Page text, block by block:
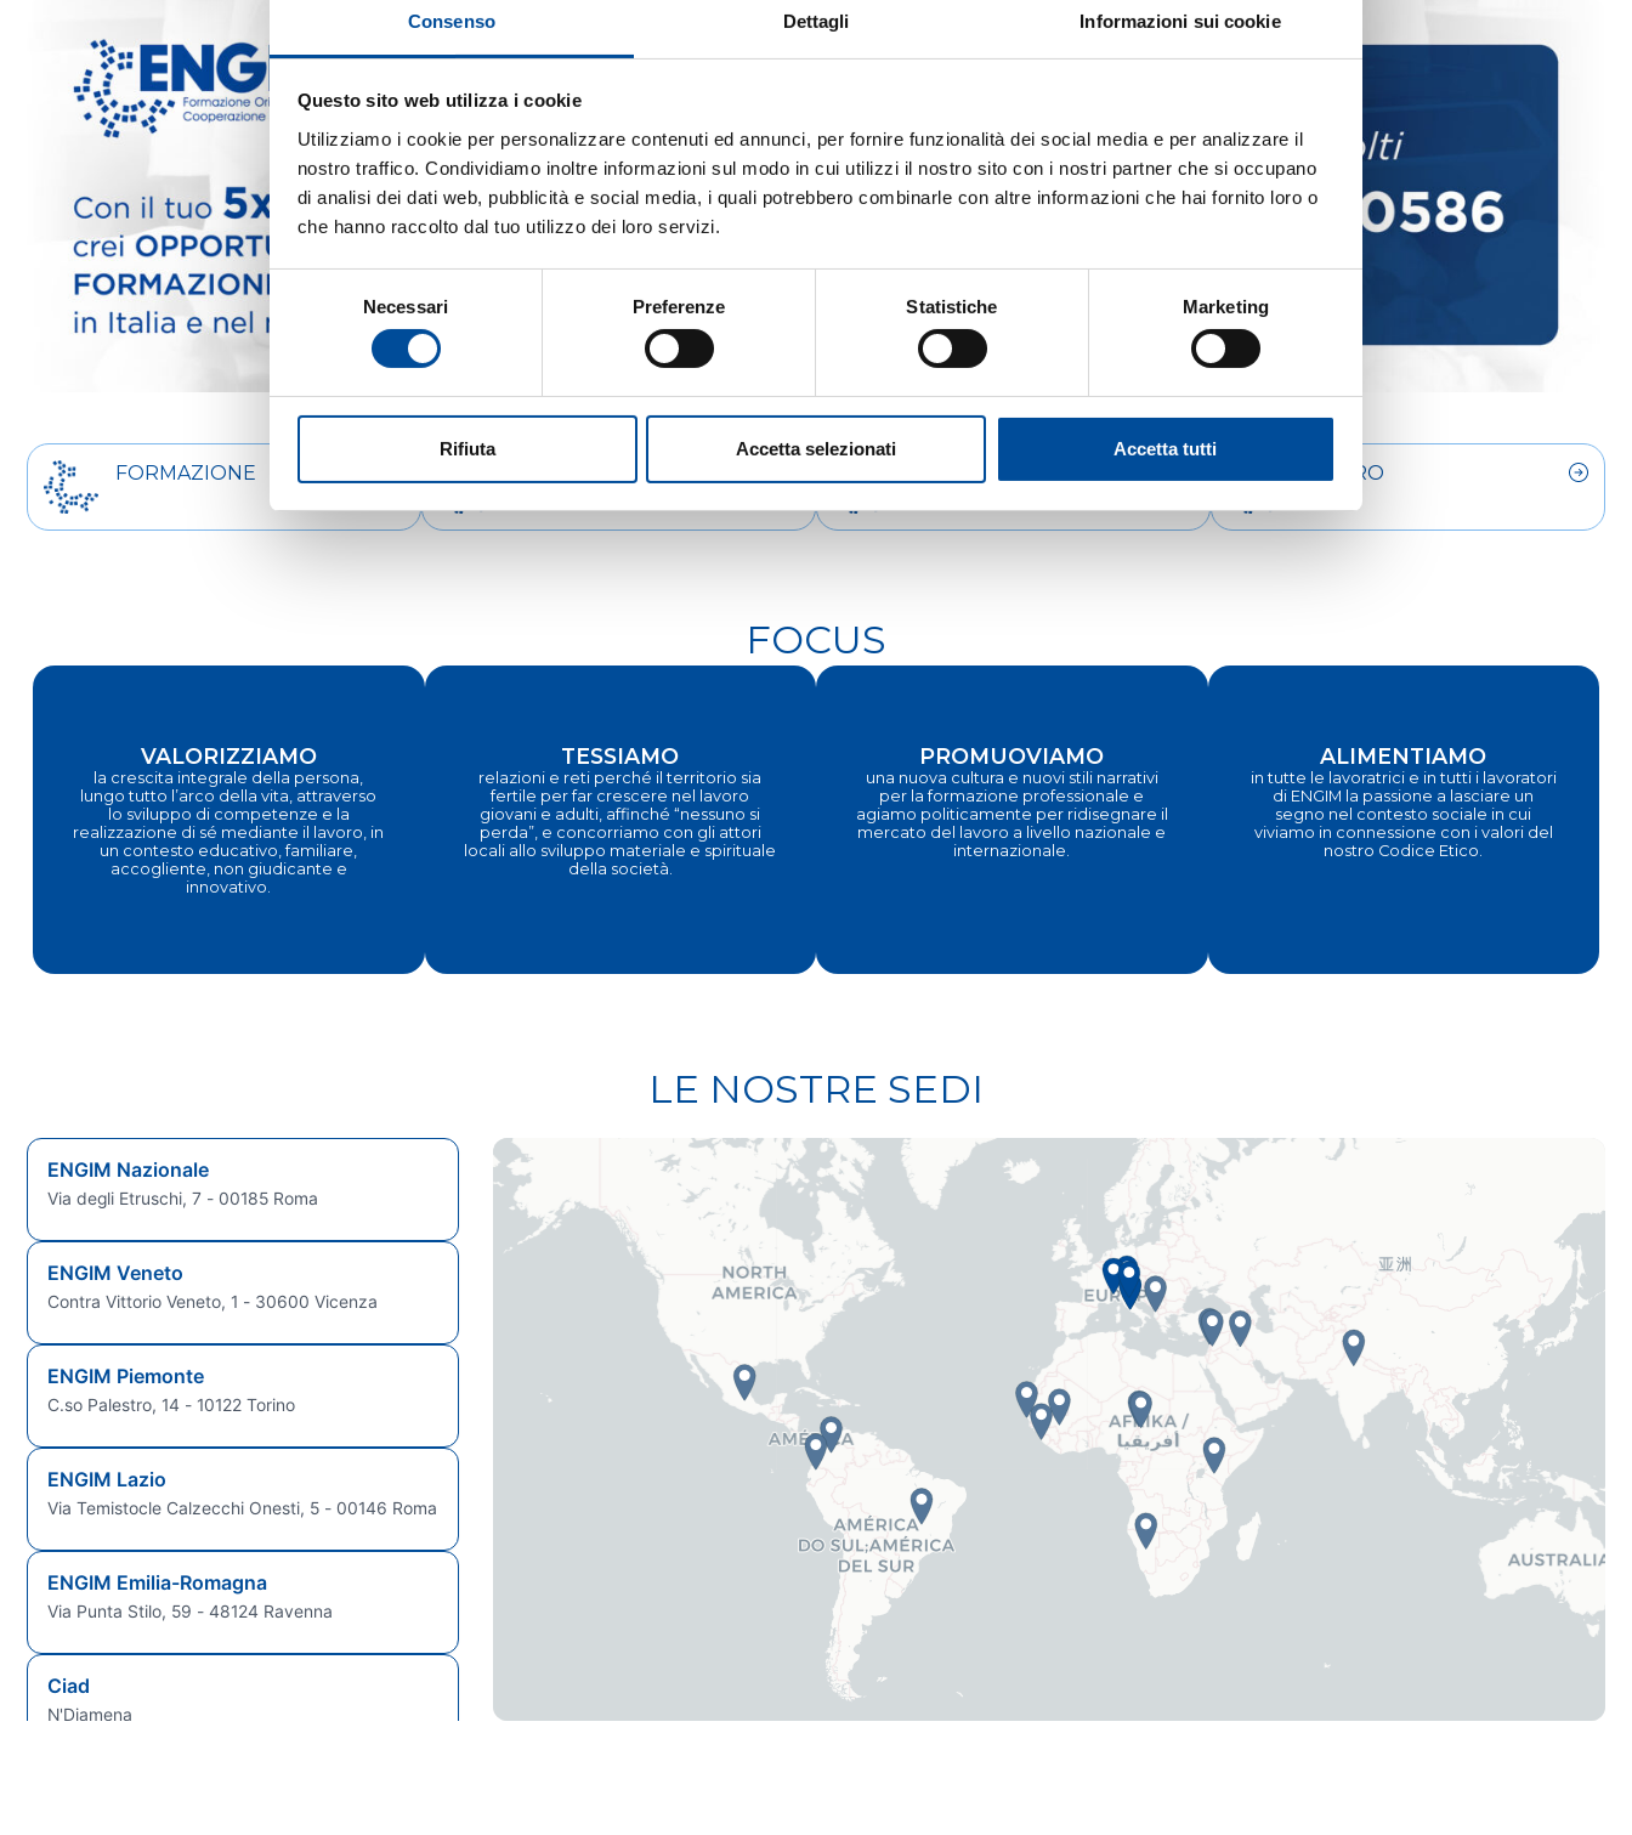
Consenso Dettagli Informazioni sui cookie
Questo sito web utilizza i cookie
Utilizziamo i cookie per personalizzare contenuti ed annunci, per fornire funzionalità dei social media e per analizzare il
nostro traffico. Condividiamo inoltre informazioni sul modo in cui utilizzi il nostro sito con i nostri partner che si occupano
di analisi dei dati web, pubblicità e social media, i quali potrebbero combinarle con altre informazioni che hai fornito loro o
che hanno raccolto dal tuo utilizzo dei loro servizi.
Necessari Preferenze Statistiche Marketing
Rifiuta Accetta selezionati Accetta tutti
FORMAZIONE LAVORO
FOCUS
VALORIZZIAMO
la crescita integrale della persona,
lungo tutto l’arco della vita, attraverso
lo sviluppo di competenze e la
realizzazione di sé mediante il lavoro, in
un contesto educativo, familiare,
accogliente, non giudicante e
innovativo.
TESSIAMO
relazioni e reti perché il territorio sia
fertile per far crescere nel lavoro
giovani e adulti, affinché “nessuno si
perda”, e concorriamo con gli attori
locali allo sviluppo materiale e spirituale
della società.
PROMUOVIAMO
una nuova cultura e nuovi stili narrativi
per la formazione professionale e
agiamo politicamente per ridisegnare il
mercato del lavoro a livello nazionale e
internazionale.
ALIMENTIAMO
in tutte le lavoratrici e in tutti i lavoratori
di ENGIM la passione a lasciare un
segno nel contesto sociale in cui
viviamo in connessione con i valori del
nostro Codice Etico.
LE NOSTRE SEDI
ENGIM Nazionale
Via degli Etruschi, 7 - 00185 Roma
ENGIM Veneto
Contra Vittorio Veneto, 1 - 30600 Vicenza
ENGIM Piemonte
C.so Palestro, 14 - 10122 Torino
ENGIM Lazio
Via Temistocle Calzecchi Onesti, 5 - 00146 Roma
ENGIM Emilia-Romagna
Via Punta Stilo, 59 - 48124 Ravenna
Ciad
N'Djamena